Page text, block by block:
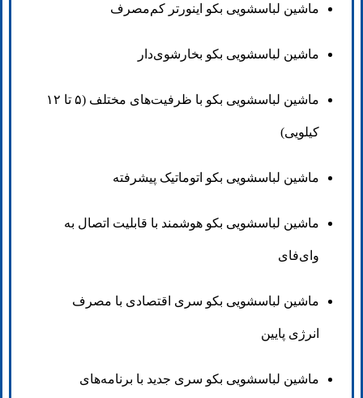
ماشین لباسشویی بکو اینورتر کم‌مصرف
ماشین لباسشویی بکو بخارشوی‌دار
ماشین لباسشویی بکو با ظرفیت‌های مختلف (۵ تا ۱۲
کیلویی)
ماشین لباسشویی بکو اتوماتیک پیشرفته
ماشین لباسشویی بکو هوشمند با قابلیت اتصال به
وای‌فای
ماشین لباسشویی بکو سری اقتصادی با مصرف
انرژی پایین
ماشین لباسشویی بکو سری جدید با برنامه‌های